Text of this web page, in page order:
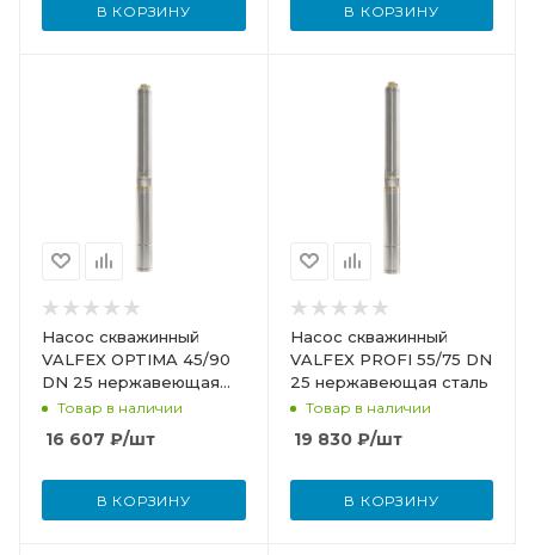
В КОРЗИНУ В КОРЗИНУ
Насос скважинный
VALFEX OPTIMA 45/90
DN 25 нержавеющая
сталь
Товар в наличии
16 607 ₽/шт
В КОРЗИНУ
Насос скважинный
VALFEX PROFI 55/75 DN
25 нержавеющая сталь
Товар в наличии
19 830₽/шт
В КОРЗИНУ